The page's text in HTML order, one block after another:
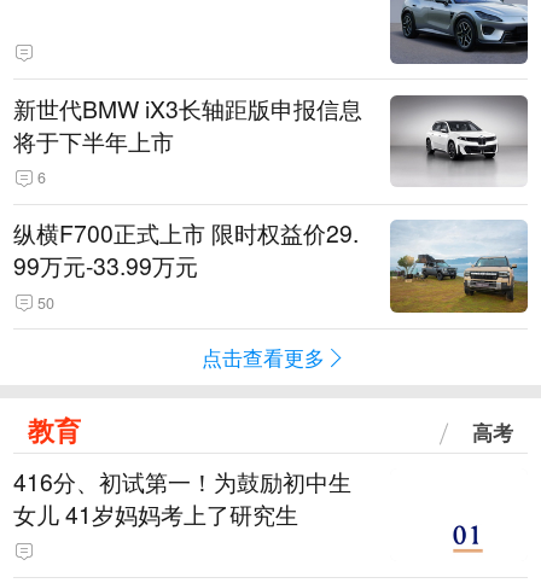
新世代BMW iX3长轴距版申报信息
将于下半年上市
6
纵横F700正式上市 限时权益价29.
99万元-33.99万元
50
点击查看更多
教育 高考
416分、初试第一！为鼓励初中生
女儿 41岁妈妈考上了研究生